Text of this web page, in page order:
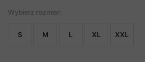
Wybierz rozmiar:
S M L XL XXL